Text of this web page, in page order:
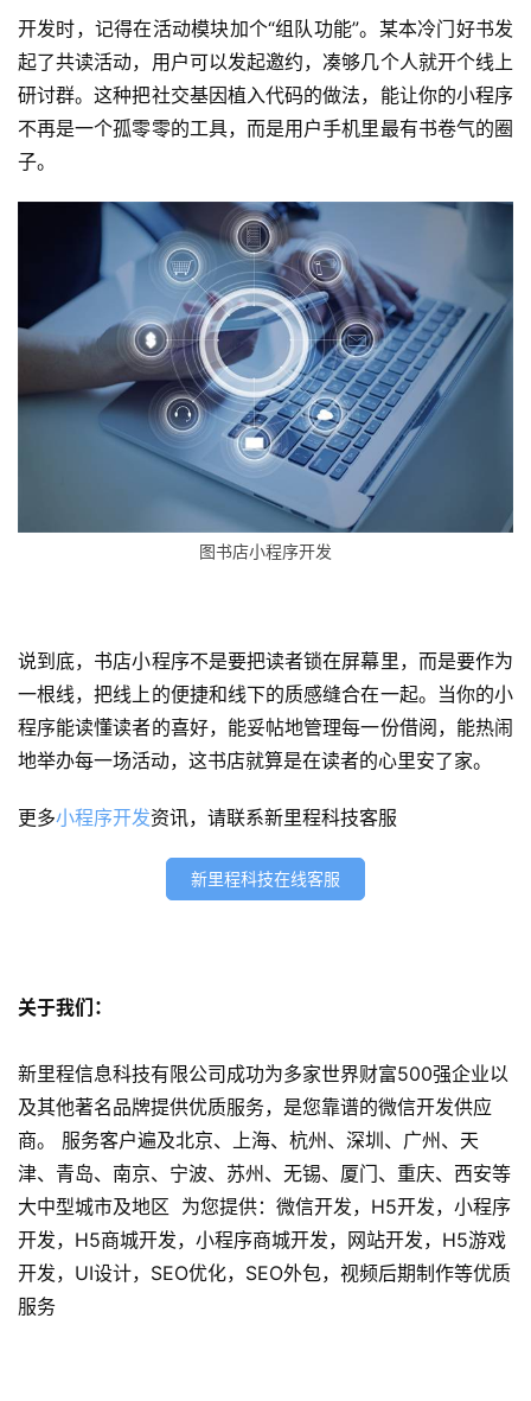
发
小
程
开
发
开
发
化
营
销
A
P
开
讯
分
享
常
见
问
题
开发时，记得在活动模块加个“组队功能”。某本冷门好书发
起了共读活动，用户可以发起邀约，凑够几个人就开个线上
研讨群。这种把社交基因植入代码的做法，能让你的小程序
不再是一个孤零零的工具，而是用户手机里最有书卷气的圈
子。
图书店小程序开发
说到底，书店小程序不是要把读者锁在屏幕里，而是要作为
一根线，把线上的便捷和线下的质感缝合在一起。当你的小
程序能读懂读者的喜好，能妥帖地管理每一份借阅，能热闹
地举办每一场活动，这书店就算是在读者的心里安了家。
更多小程序开发资讯，请联系新里程科技客服
新里程科技在线客服
关于我们：
新里程信息科技有限公司成功为多家世界财富500强企业以
及其他著名品牌提供优质服务，是您靠谱的微信开发供应
商。 服务客户遍及北京、上海、杭州、深圳、广州、天
津、青岛、南京、宁波、苏州、无锡、厦门、重庆、西安等
大中型城市及地区 为您提供：微信开发，H5开发，小程序
开发，H5商城开发，小程序商城开发，网站开发，H5游戏
开发，UI设计，SEO优化，SEO外包，视频后期制作等优质
服务